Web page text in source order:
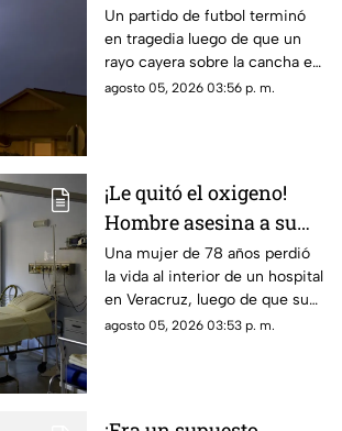
futbolista y deja 12
heridos (Videos)
Un partido de futbol terminó
en tragedia luego de que un
rayo cayera sobre la cancha en
medio de una tormenta,
agosto 05, 2026 03:56 p. m.
¡Le quitó el oxigeno!
Hombre asesina a su
suegra mientras la
cuidaba dentro de un
hospital
Una mujer de 78 años perdió
la vida al interior de un hospital
en Veracruz, luego de que su
yerno presuntamente le
agosto 05, 2026 03:53 p. m.